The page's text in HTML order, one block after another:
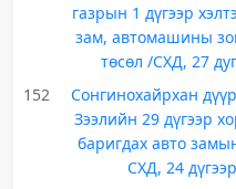
газрын 1 дүгээр
зам, автомашины
төсөл /СХД, 27
152
Сонгинохайрхан
Зээлийн 29 дүгээр
баригдах авто
СХД, 24